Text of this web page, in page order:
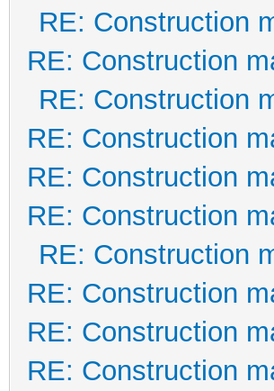
RE: Construction
RE: Construction
RE: Construction
RE: Construction
RE: Construction
RE: Construction
RE: Construction
RE: Construction
RE: Construction
RE: Construction